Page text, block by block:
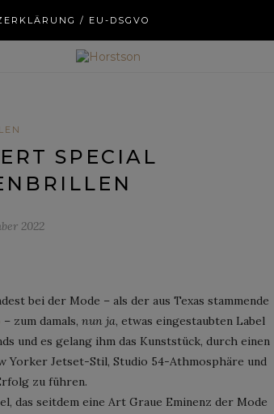
/ EU-DSGVO
SPECIAL
2022
bei der Mode – als der aus Texas stammende
– zum damals, nun ja, etwas eingestaubten Label
und es gelang ihm das Kunststück, durch einen
Yorker Jetset-Stil, Studio 54-Athmosphäre und
zu führen.
das seitdem eine Art Graue Eminenz der Mode